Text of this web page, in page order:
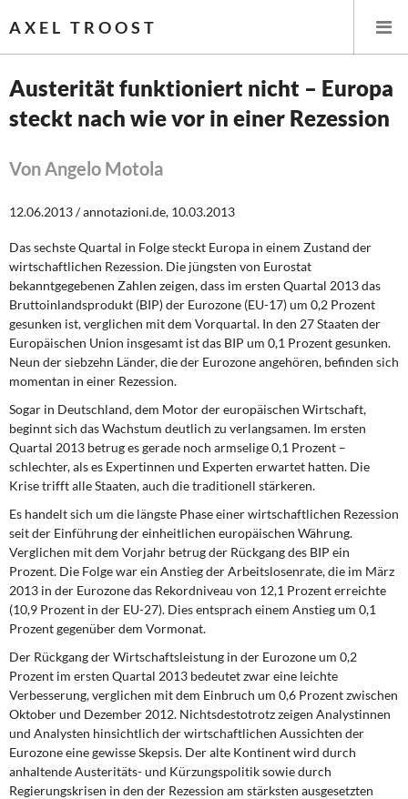
AXEL TROOST
Startseite
Themen
Leitlinien linker Wirtschafts- und Finanzpolitik
Wirtschaftspolitik
Steuer- und Finanzpolitik
Öffentliche Infrastruktur und Daseinsvorsorge
Eurokrise und Griechenland
DIE LINKE
Weitere Themen
Institut Solidarische Moderne
Rosa-Luxemburg-Stiftung
Über mich
Kontakt
Austerität funktioniert nicht – Europa
steckt nach wie vor in einer Rezession
Von Angelo Motola
12.06.2013 / annotazioni.de, 10.03.2013
Das sechste Quartal in Folge steckt Europa in einem Zustand der
wirtschaftlichen Rezession. Die jüngsten von Eurostat
bekanntgegebenen Zahlen zeigen, dass im ersten Quartal 2013 das
Bruttoinlandsprodukt (BIP) der Eurozone (EU-17) um 0,2 Prozent
gesunken ist, verglichen mit dem Vorquartal. In den 27 Staaten der
Europäischen Union insgesamt ist das BIP um 0,1 Prozent gesunken.
Neun der siebzehn Länder, die der Eurozone angehören, befinden sich
momentan in einer Rezession.
Sogar in Deutschland, dem Motor der europäischen Wirtschaft,
beginnt sich das Wachstum deutlich zu verlangsamen. Im ersten
Quartal 2013 betrug es gerade noch armselige 0,1 Prozent –
schlechter, als es Expertinnen und Experten erwartet hatten. Die
Krise trifft alle Staaten, auch die traditionell stärkeren.
Es handelt sich um die längste Phase einer wirtschaftlichen Rezession
seit der Einführung der einheitlichen europäischen Währung.
Verglichen mit dem Vorjahr betrug der Rückgang des BIP ein
Prozent. Die Folge war ein Anstieg der Arbeitslosenrate, die im März
2013 in der Eurozone das Rekordniveau von 12,1 Prozent erreichte
(10,9 Prozent in der EU-27). Dies entsprach einem Anstieg um 0,1
Prozent gegenüber dem Vormonat.
Der Rückgang der Wirtschaftsleistung in der Eurozone um 0,2
Prozent im ersten Quartal 2013 bedeutet zwar eine leichte
Verbesserung, verglichen mit dem Einbruch um 0,6 Prozent zwischen
Oktober und Dezember 2012. Nichtsdestotrotz zeigen Analystinnen
und Analysten hinsichtlich der wirtschaftlichen Aussichten der
Eurozone eine gewisse Skepsis. Der alte Kontinent wird durch
anhaltende Austeritäts- und Kürzungspolitik sowie durch
Regierungskrisen in den der Rezession am stärksten ausgesetzten